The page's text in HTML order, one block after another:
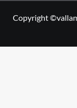
Copyright